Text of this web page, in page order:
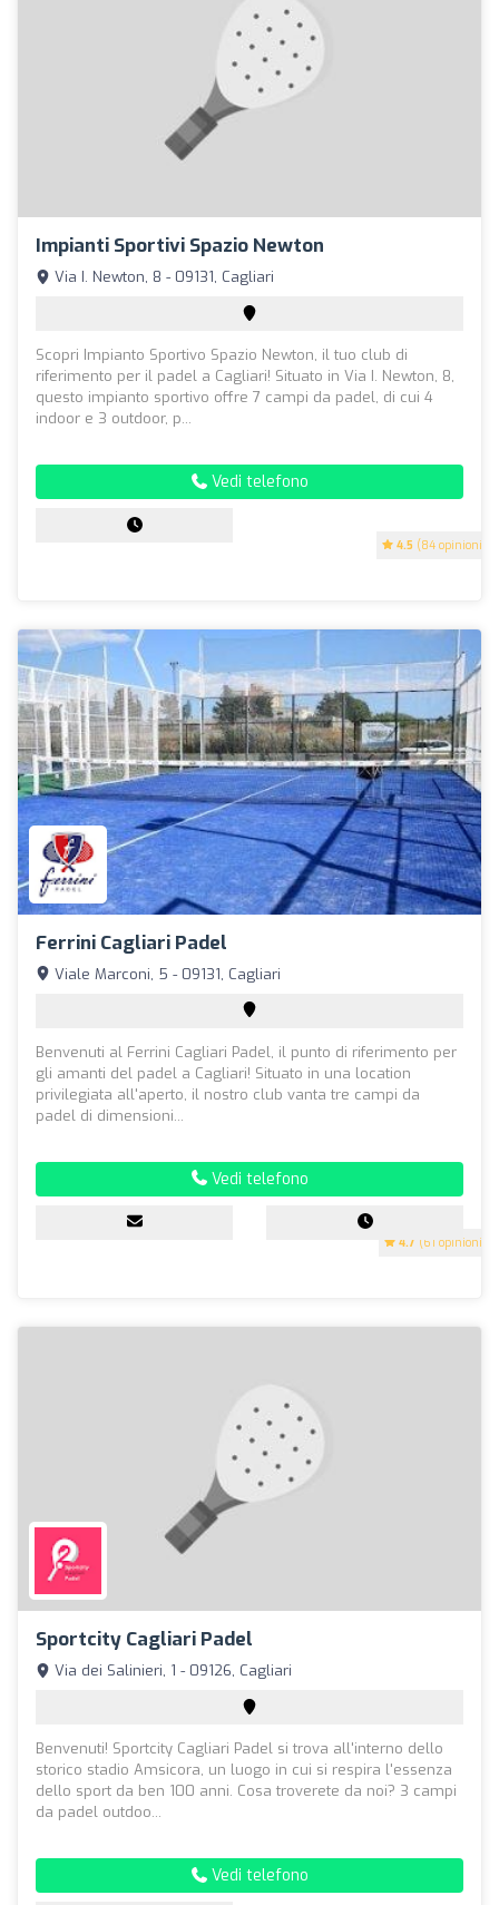
Impianti Sportivi Spazio Newton
4.5 (84 opinioni)
Via I. Newton, 8 - 09131, Cagliari
Scopri Impianto Sportivo Spazio Newton, il tuo club di
riferimento per il padel a Cagliari! Situato in Via I. Newton, 8,
questo impianto sportivo offre 7 campi da padel, di cui 4
indoor e 3 outdoor, p...
Vedi telefono
Ferrini Cagliari Padel
4.7 (61 opinioni)
Viale Marconi, 5 - 09131, Cagliari
Benvenuti al Ferrini Cagliari Padel, il punto di riferimento per
gli amanti del padel a Cagliari! Situato in una location
privilegiata all'aperto, il nostro club vanta tre campi da
padel di dimensioni...
Vedi telefono
Sportcity Cagliari Padel
Via dei Salinieri, 1 - 09126, Cagliari
Benvenuti! Sportcity Cagliari Padel si trova all'interno dello
storico stadio Amsicora, un luogo in cui si respira l'essenza
dello sport da ben 100 anni. Cosa troverete da noi? 3 campi
da padel outdoo...
Vedi telefono